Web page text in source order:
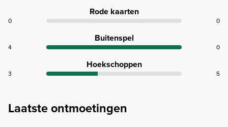
Rode kaarten
0 0
Buitenspel
4 0
Hoekschoppen
3 5
Laatste ontmoetingen